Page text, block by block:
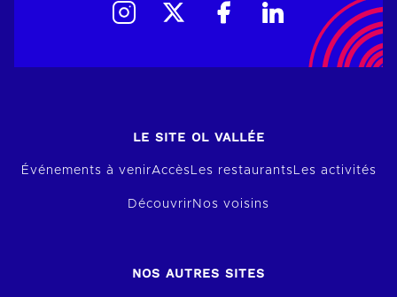
LE SITE OL VALLÉE
Événements à venirAccès Les restaurants Les activités
Découvrir Nos voisins
NOS AUTRES SITES